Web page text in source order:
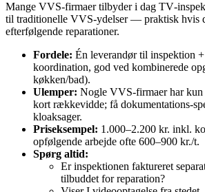
Mange VVS‑firmaer tilbyder i dag
til traditionelle VVS‑ydelser — praktisk hvis
efterfølgende reparationer.
Fordele: Én leverandør til inspektion
koordination, god ved kombinerede
køkken/bad).
Ulemper: Nogle VVS‑firmaer har
kort rækkevidde; få
kloaksager.
Priseksempel: 1.000–2.200 kr. inkl.
opfølgende arbejde ofte 600–900 kr./t.
Spørg altid:
Er inspektionen faktureret
tilbuddet for reparation?